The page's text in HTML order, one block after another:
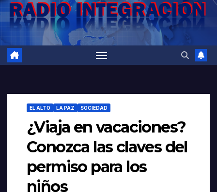
EL ALTO LA PAZ SOCIEDAD
¿Viaja en vacaciones?
Conozca las claves del
permiso para los
niños